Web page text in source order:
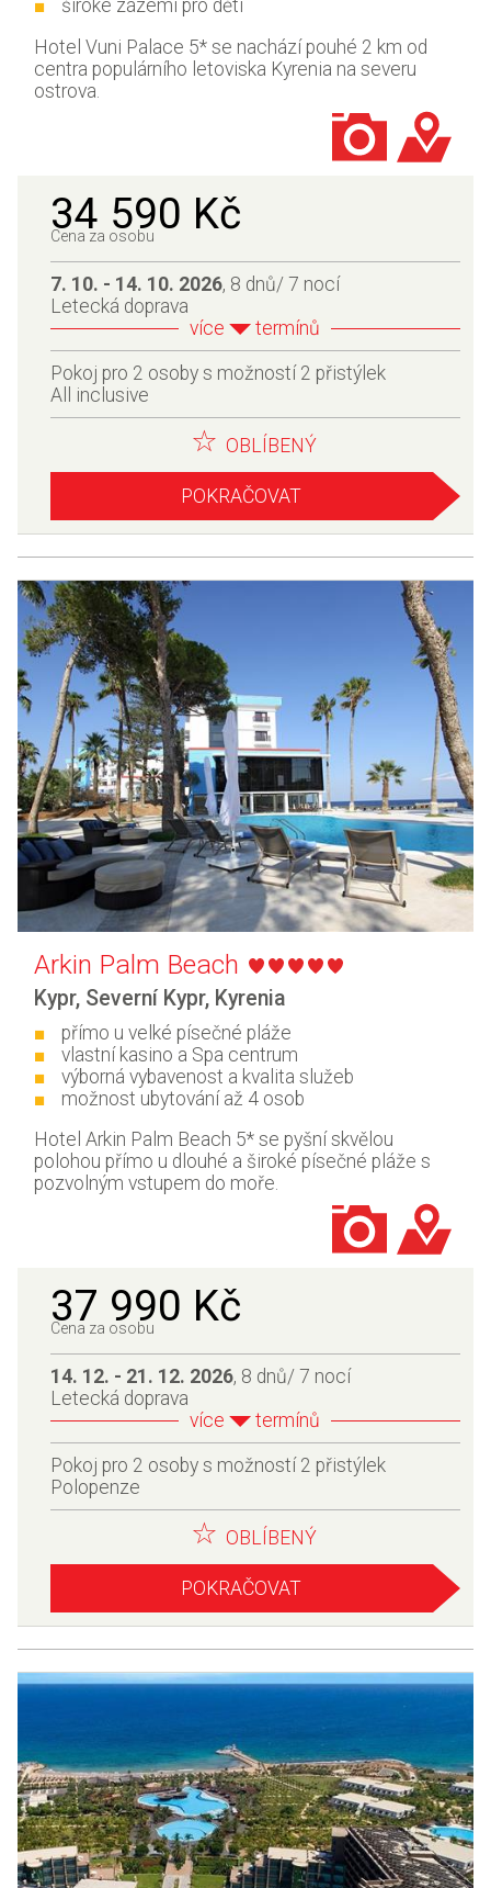
široké zázemí pro děti
Hotel Vuni Palace 5* se nachází pouhé 2 km od
centra populárního letoviska Kyrenia na severu
ostrova.
34 590 Kč
Cena za osobu
7. 10. - 14. 10. 2026, 8 dnů/ 7 nocí
Letecká doprava
více
termínů
Pokoj pro 2 osoby s možností 2 přistýlek
All inclusive
OBLÍBENÝ
POKRAČOVAT
Arkin Palm Beach
Kypr, Severní Kypr, Kyrenia
přímo u velké písečné pláže
vlastní kasino a Spa centrum
výborná vybavenost a kvalita služeb
možnost ubytování až 4 osob
Hotel Arkin Palm Beach 5* se pyšní skvělou
polohou přímo u dlouhé a široké písečné pláže s
pozvolným vstupem do moře.
37 990 Kč
Cena za osobu
14. 12. - 21. 12. 2026, 8 dnů/ 7 nocí
Letecká doprava
více
termínů
Pokoj pro 2 osoby s možností 2 přistýlek
Polopenze
OBLÍBENÝ
POKRAČOVAT